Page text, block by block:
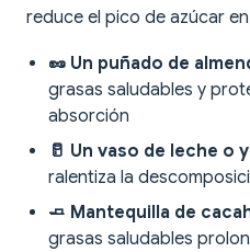
reduce el pico de azúcar
🥜 Un puñado de
grasas saludables y
absorción
🥛 Un vaso de leche o
ralentiza la
🧈 Mantequilla de
grasas saludables